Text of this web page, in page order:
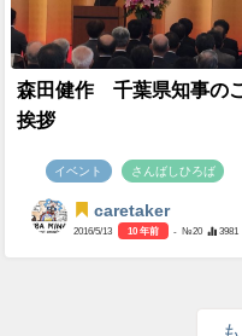
森田健作 千葉県知事の
挨拶
イベント さんばしひろば
caretaker
2016/5/13 10 年前 - №20 3981